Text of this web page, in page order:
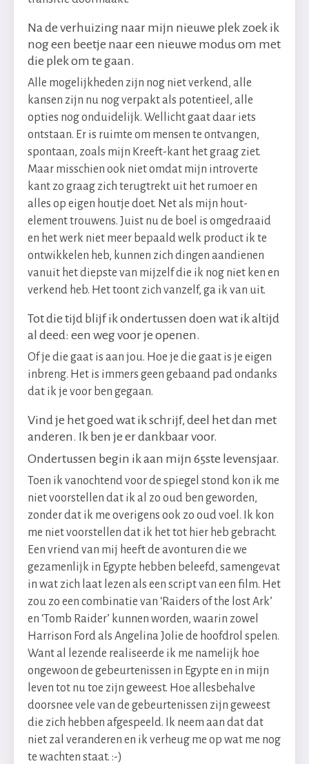
Na de verhuizing naar mijn nieuwe plek zoek ik
nog een beetje naar een nieuwe modus om met
die plek om te gaan.
Alle mogelijkheden zijn nog niet verkend, alle
kansen zijn nu nog verpakt als potentieel, alle
opties nog onduidelijk. Wellicht gaat daar iets
ontstaan. Er is ruimte om mensen te ontvangen,
spontaan, zoals mijn Kreeft-kant het graag ziet.
Maar misschien ook niet omdat mijn introverte
kant zo graag zich terugtrekt uit het rumoer en
alles op eigen houtje doet. Net als mijn hout-
element trouwens. Juist nu de boel is omgedraaid
en het werk niet meer bepaald welk product ik te
ontwikkelen heb, kunnen zich dingen aandienen
vanuit het diepste van mijzelf die ik nog niet ken en
verkend heb. Het toont zich vanzelf, ga ik van uit.
Tot die tijd blijf ik ondertussen doen wat ik altijd
al deed: een weg voor je openen.
Of je die gaat is aan jou. Hoe je die gaat is je eigen
inbreng. Het is immers geen gebaand pad ondanks
dat ik je voor ben gegaan.
Vind je het goed wat ik schrijf, deel het dan met
anderen. Ik ben je er dankbaar voor.
Ondertussen begin ik aan mijn 65ste levensjaar.
Toen ik vanochtend voor de spiegel stond kon ik me
niet voorstellen dat ik al zo oud ben geworden,
zonder dat ik me overigens ook zo oud voel. Ik kon
me niet voorstellen dat ik het tot hier heb gebracht.
Een vriend van mij heeft de avonturen die we
gezamenlijk in Egypte hebben beleefd, samengevat
in wat zich laat lezen als een script van een film. Het
zou zo een combinatie van ‘Raiders of the lost Ark’
en ‘Tomb Raider’ kunnen worden, waarin zowel
Harrison Ford als Angelina Jolie de hoofdrol spelen.
Want al lezende realiseerde ik me namelijk hoe
ongewoon de gebeurtenissen in Egypte en in mijn
leven tot nu toe zijn geweest. Hoe allesbehalve
doorsnee vele van de gebeurtenissen zijn geweest
die zich hebben afgespeeld. Ik neem aan dat dat
niet zal veranderen en ik verheug me op wat me nog
te wachten staat. :-)